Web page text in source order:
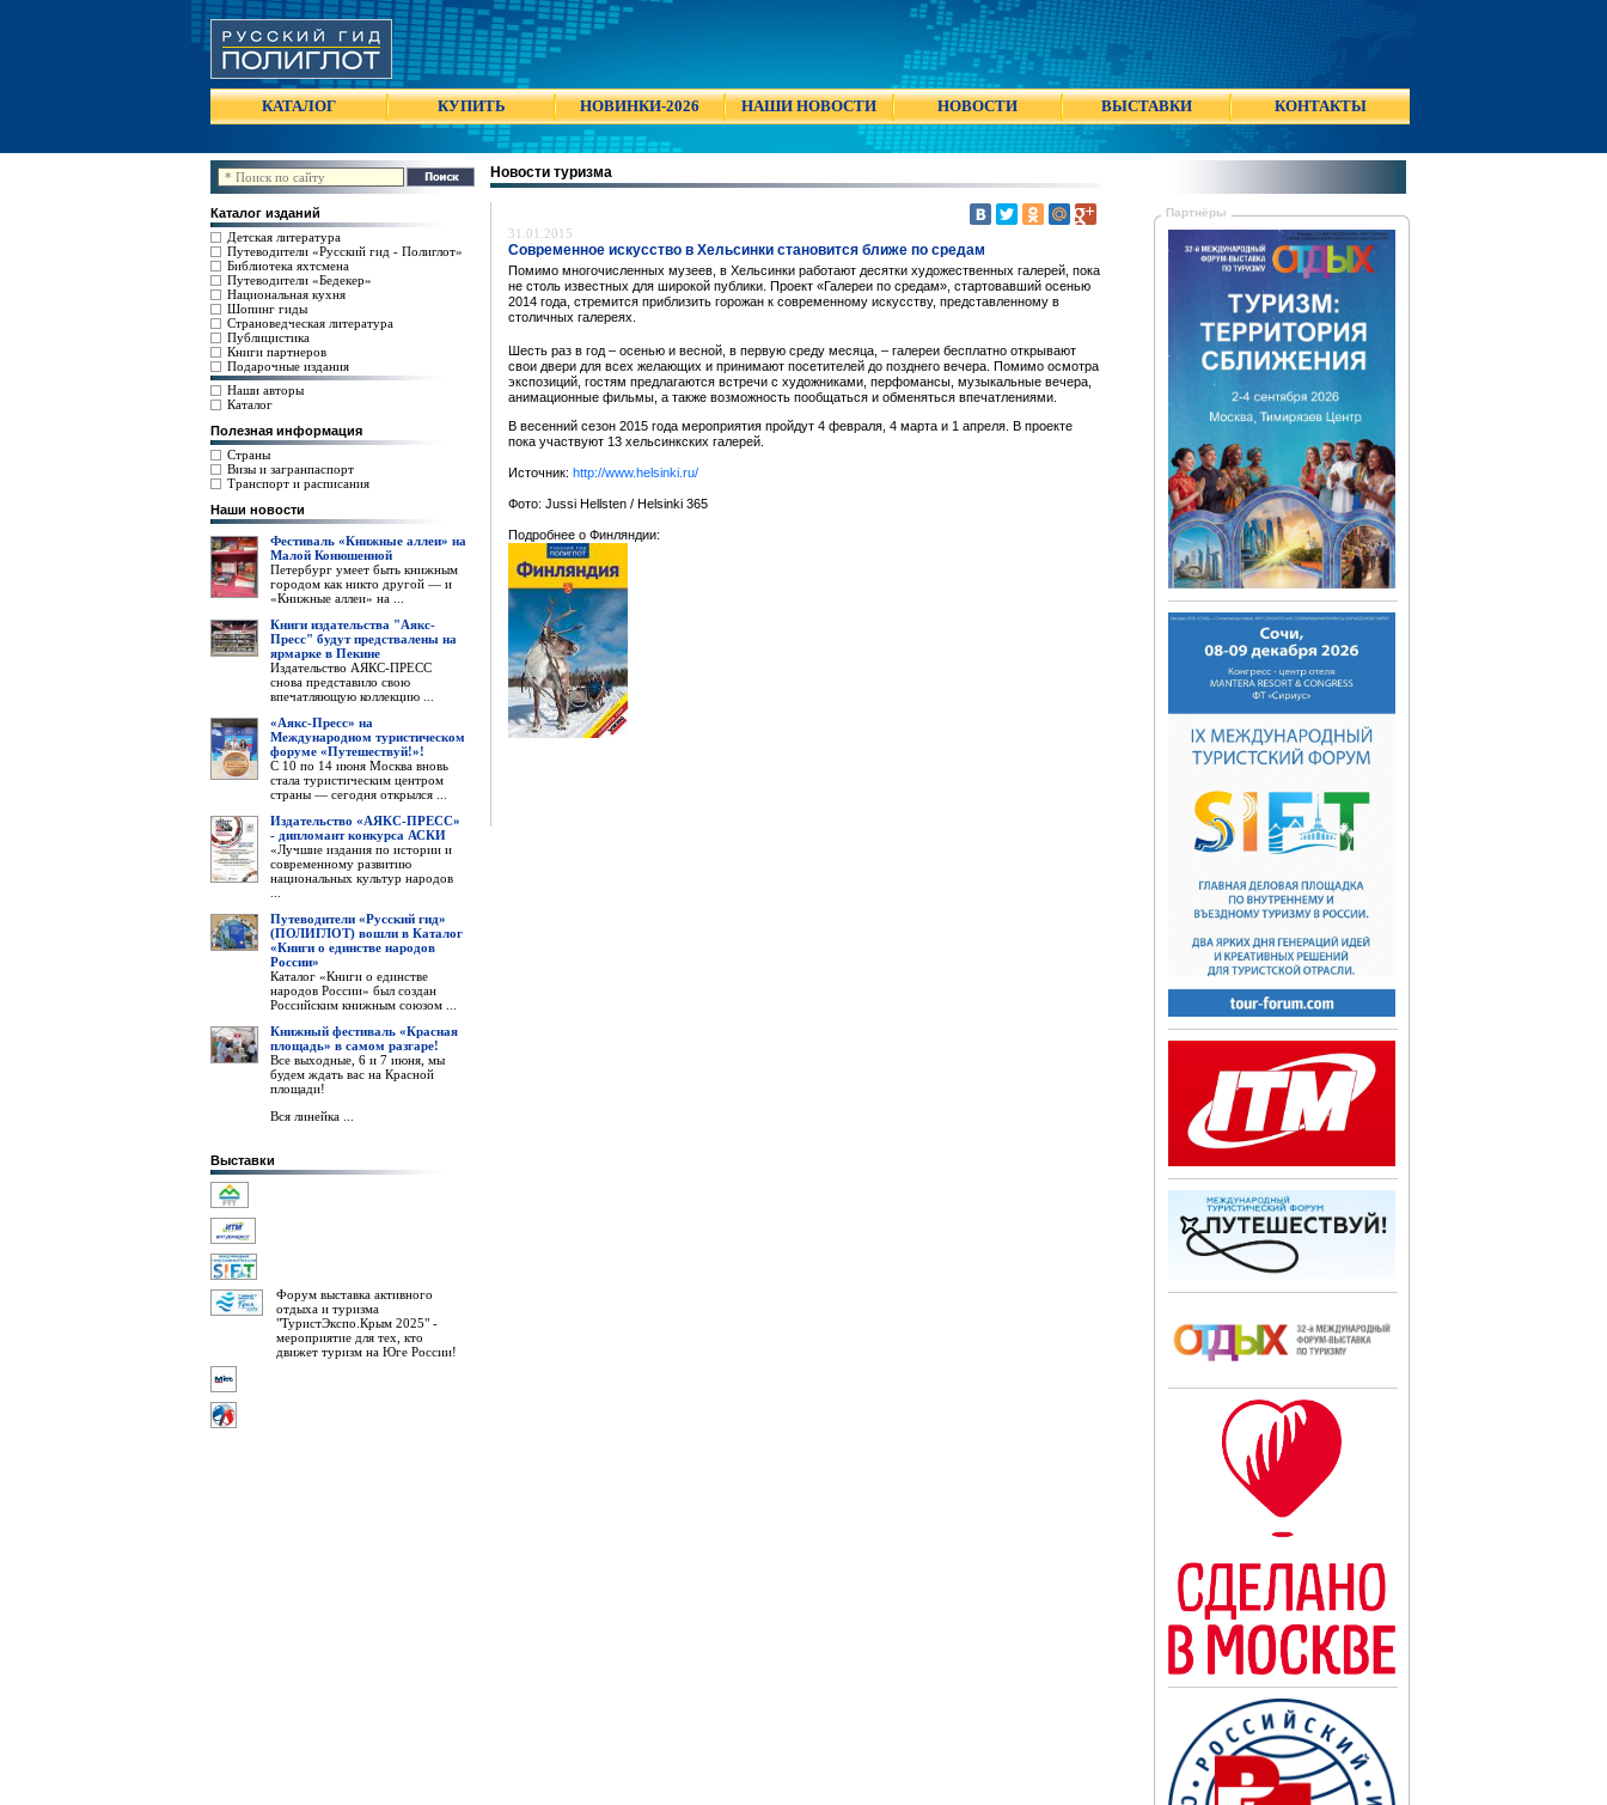
КАТАЛОГ КУПИТЬ НОВИНКИ-2026 НАШИ НОВОСТИ НОВОСТИ ВЫСТАВКИ КОНТАКТЫ
Каталог изданий
Детская литература
Путеводители «Русский гид - Полиглот»
Библиотека яхтсмена
Путеводители «Бедекер»
Национальная кухня
Шопинг гиды
Страноведческая литература
Публицистика
Книги партнеров
Подарочные издания
Наши авторы
Каталог
Полезная информация
Страны
Визы и загранпаспорт
Транспорт и расписания
Наши новости
Фестиваль «Книжные аллеи» на
Малой Конюшенной
Петербург умеет быть книжным
городом как никто другой — и
«Книжные аллеи» на ...
Книги издательства "Аякс-
Пресс" будут предствалены на
ярмарке в Пекине
Издательство АЯКС-ПРЕСС
снова представило свою
впечатляющую коллекцию ...
«Аякс-Пресс» на
Международном туристическом
форуме «Путешествуй!»!
С 10 по 14 июня Москва вновь
стала туристическим центром
страны — сегодня открылся ...
Издательство «АЯКС-ПРЕСС»
- дипломант конкурса АСКИ
«Лучшие издания по истории и
современному развитию
национальных культур народов
Путеводители «Русский гид»
(ПОЛИГЛОТ) вошли в Каталог
«Книги о единстве народов
России»
Каталог «Книги о единстве
народов России» был создан
Российским книжным союзом ...
Книжный фестиваль «Красная
площадь» в самом разгаре!
Все выходные, 6 и 7 июня, мы
будем ждать вас на Красной
площади!
Вся линейка ...
Выставки
Форум выставка активного
отдыха и туризма
"ТуристЭкспо.Крым 2025" -
мероприятие для тех, кто
движет туризм на Юге России!
Новости туризма
31.01.2015
Современное искусство в Хельсинки становится ближе по средам
Помимо многочисленных музеев, в Хельсинки работают десятки художественных галерей, пока
не столь известных для широкой публики. Проект «Галереи по средам», стартовавший осенью
2014 года, стремится приблизить горожан к современному искусству, представленному в
столичных галереях.
Шесть раз в год – осенью и весной, в первую среду месяца, – галереи бесплатно открывают
свои двери для всех желающих и принимают посетителей до позднего вечера. Помимо осмотра
экспозиций, гостям предлагаются встречи с художниками, перфомансы, музыкальные вечера,
анимационные фильмы, а также возможность пообщаться и обменяться впечатлениями.
В весенний сезон 2015 года мероприятия пройдут 4 февраля, 4 марта и 1 апреля. В проекте
пока участвуют 13 хельсинкских галерей.
Источник: http://www.helsinki.ru/
Фото: Jussi Hellsten / Helsinki 365
Подробнее о Финляндии:
Партнёры